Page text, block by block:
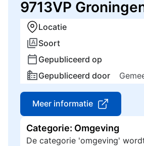
9713VP
Locatie
Soort
Gepubliceerd op
Gepubliceerd door
Meer informatie
Categorie: Omgeving
De categorie 'omgeving'